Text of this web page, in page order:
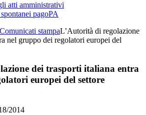
atti amministrativi
pagoPA
Comunicati stampaL’Autorità di regolazione
nel gruppo dei regolatori europei del
dei trasporti italiana entra
europei del settore
2014